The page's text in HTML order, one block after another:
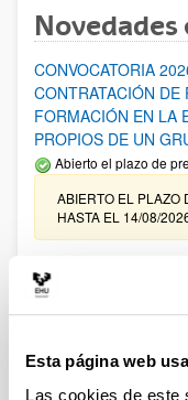
Esta página web
Las cookies de este
CONVOCATORIA
CONTRATACIÓN DE
FORMACIÓN EN LA
PROPIOS DE UN
Abierto el plazo de
ABIERTO EL PLAZO
HASTA EL 14/08/
Ayudas para
infraestructura
UPV/EHU 2026
25/03/2026:
solicitudes